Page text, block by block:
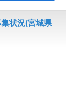
状況(宮城県